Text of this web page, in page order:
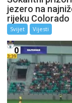
jezero na
rijeku Colorado
Svijet Vijesti